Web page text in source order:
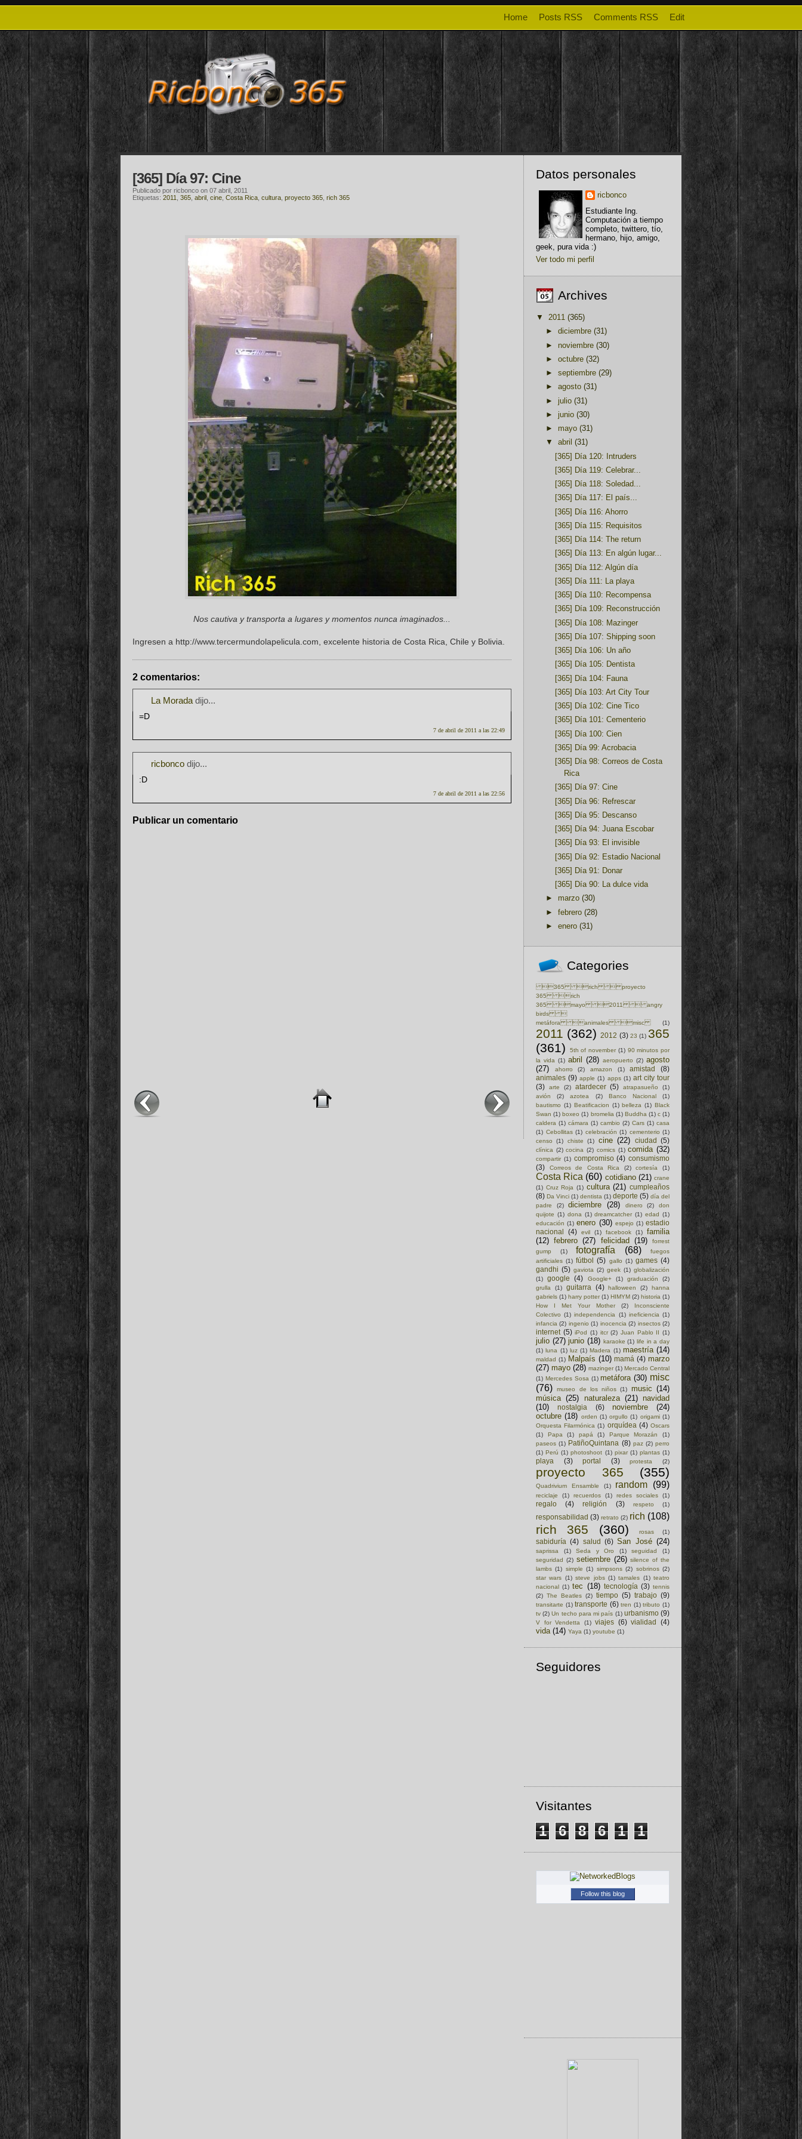
Home Posts RSS Comments RSS Edit
[365] Día 97: Cine
Publicado por ricbonco on 07 abril, 2011
Etiquetas: 2011 365 abril cine Costa Rica cultura proyecto 365 rich 365
Nos cautiva y transporta a lugares y momentos nunca imaginados...
Ingresen a http://www.tercermundolapelicula.com, excelente historia de Costa Rica, Chile y Bolivia.
2 comentarios:
La Morada dijo...
=D
7 de abril de 2011 a las 22:49
ricbonco dijo...
:D
7 de abril de 2011 a las 22:56
Publicar un comentario
Datos personales
ricbonco
Estudiante Ing.
Computación a tiempo
completo, twittero, tío,
hermano, hijo, amigo,
geek, pura vida :)
Ver todo mi perfil
Archives
▼ 2011 (365)
► diciembre (31)
► noviembre (30)
► octubre (32)
► septiembre (29)
► agosto (31)
► julio (31)
► junio (30)
► mayo (31)
▼ abril (31)
[365] Día 120: Intruders
[365] Día 119: Celebrar...
[365] Día 118: Soledad...
[365] Día 117: El país...
[365] Día 116: Ahorro
[365] Día 115: Requisitos
[365] Día 114: The return
[365] Día 113: En algún lugar...
[365] Día 112: Algún día
[365] Día 111: La playa
[365] Día 110: Recompensa
[365] Día 109: Reconstrucción
[365] Día 108: Mazinger
[365] Día 107: Shipping soon
[365] Día 106: Un año
[365] Día 105: Dentista
[365] Día 104: Fauna
[365] Día 103: Art City Tour
[365] Día 102: Cine Tico
[365] Día 101: Cementerio
[365] Día 100: Cien
[365] Día 99: Acrobacia
[365] Día 98: Correos de Costa
Rica
[365] Día 97: Cine
[365] Día 96: Refrescar
[365] Día 95: Descanso
[365] Día 94: Juana Escobar
[365] Día 93: El invisible
[365] Día 92: Estadio Nacional
[365] Día 91: Donar
[365] Día 90: La dulce vida
► marzo (30)
► febrero (28)
► enero (31)
Categories
365 rich  proyecto
365 rich
365 mayo 2011  angry
birds 
metáfora animales misc
(1)
2011 (362) 2012 (3) 23 (1) 365
(361)
5th of november (1) 90 minutos por
la vida (1) abril (28) aeropuerto (2) agosto
(27)
ahorro (2) amazon (1) amistad
(8)
animales (9) apple (1) apps (1) art city tour
(3)
arte (2) atardecer (5) atrapasueño
(1)
avión
(2) azotea (2) Banco Nacional
(1)
bautismo (1) Beatificacion (1) belleza (1) Black
Swan (1) boxeo (1) bromelia (1) Buddha (1) c (1)
caldera (1) cámara (1) cambio (2) Cars (1) casa
(1) Cebollitas (1) celebración (1) cementerio (1)
censo
(1) chiste (1) cine (22) ciudad (5)
clínica (2) cocina (2) comics (1) comida (32)
compartir (1) compromiso (4) consumismo
(3)
Correos de Costa Rica (2) cortesía (1)
Costa Rica (60) cotidiano (21) crane
(1) Cruz Roja (1) cultura (21) cumpleaños
(8) Da Vinci (1) dentista (1) deporte (5) día del
padre
(2) diciembre (28) dinero (2)
don
quijote (1) dona (1) dreamcatcher (1) edad (1)
educación (1) enero (30) espejo (1) estadio
nacional
(4) evil (1) facebook (1)
familia
(12) febrero (27) felicidad (19)
forrest
gump
(1) fotografía (68)
fuegos
artificiales (1) fútbol (5) gallo (1) games (4)
gandhi (5) gaviota (2) geek (1) globalización
(1)
google (4) Google+ (1) graduación
(2)
grulla
(1) guitarra (4) halloween (2)
hanna
gabriels (1) harry potter (1) HIMYM (2) historia (1)
How I Met Your Mother
(2)
Inconsciente
Colectivo (1) independencia (1) ineficiencia (1)
infancia (2) ingenio (1) inocencia (2) insectos (2)
internet (5) iPod (1) itcr (2) Juan Pablo II (1)
julio (27) junio (18) karaoke (1) life in a day
(1) luna (1) luz (1) Madera (1) maestría (14)
maldad (1) Malpaís (10) mamá (4) marzo
(27) mayo (28) mazinger (1) Mercado Central
(1) Mercedes Sosa (1) metáfora (30) misc
(76)
museo de los niños (1) music (14)
música (25) naturaleza (21) navidad
(10)
nostalgia (6) noviembre
(24)
octubre (18) orden (1) orgullo (1) origami (1)
Orquesta Filarmónica (1) orquídea (4) Oscars
(1)
Papa (1) papá (1) Parque Morazán
(1)
paseos (1) PatiñoQuintana (8) paz (2) perro
(1) Perú (1) photoshoot (1) pixar (1) plantas (1)
playa (3) portal (3) protesta (2)
proyecto 365 (355)
Quadrivium Ensamble (1) random (99)
reciclaje (1) recuerdos (1) redes sociales (1)
regalo (4) religión (3) respeto (1)
responsabilidad (3) retrato (2) rich (108)
rich 365 (360) rosas (1)
sabiduría (4) salud (6) San José (24)
saprissa (1) Seda y Oro (1) seguidad
(1)
seguridad (2) setiembre (26) silence of the
lambs (1) simple (1) simpsons (2) sobrinos (2)
star wars (1) steve jobs (1) tamales (1) teatro
nacional (1) tec (18) tecnología (3) tennis
(2) The Beatles (2) tiempo (5) trabajo (9)
transitarte (1) transporte (6) tren (1) tributo (1)
tv (2) Un techo para mi país (1) urbanismo (9)
V for Vendetta (1) viajes (6) vialidad (4)
vida (14) Yaya (1) youtube (1)
Seguidores
Visitantes
1 6 8 6 1 1
Follow this blog